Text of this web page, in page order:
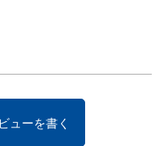
ューを書く